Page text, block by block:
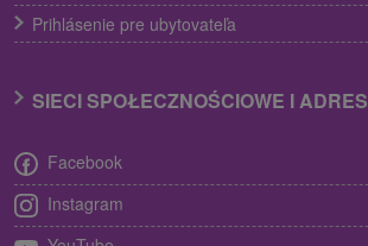
Prihlásenie pre ubytovateľa
SIECI SPOŁECZNOŚCIOWE I ADRES
Facebook
Instagram